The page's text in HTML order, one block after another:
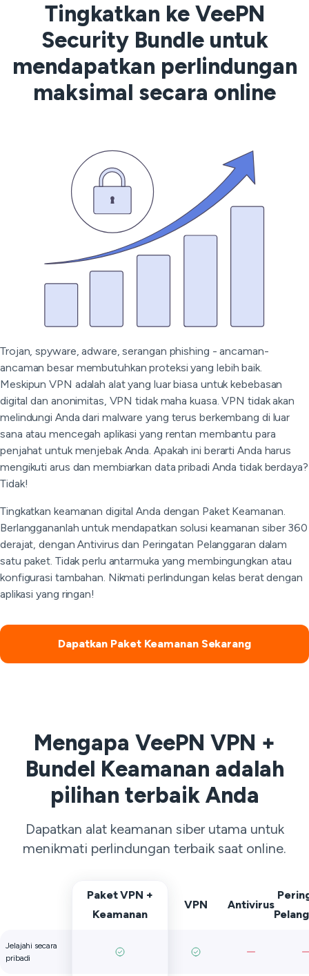
Tingkatkan ke VeePN
Security Bundle untuk
mendapatkan perlindungan
maksimal secara online
Trojan, spyware, adware, serangan phishing - ancaman-
ancaman besar membutuhkan proteksi yang lebih baik.
Meskipun VPN adalah alat yang luar biasa untuk kebebasan
digital dan anonimitas, VPN tidak maha kuasa. VPN tidak akan
melindungi Anda dari malware yang terus berkembang di luar
sana atau mencegah aplikasi yang rentan membantu para
penjahat untuk menjebak Anda. Apakah ini berarti Anda harus
mengikuti arus dan membiarkan data pribadi Anda tidak berdaya?
Tidak!
Tingkatkan keamanan digital Anda dengan Paket Keamanan.
Berlanggananlah untuk mendapatkan solusi keamanan siber 360
derajat, dengan Antivirus dan Peringatan Pelanggaran dalam
satu paket. Tidak perlu antarmuka yang membingungkan atau
konfigurasi tambahan. Nikmati perlindungan kelas berat dengan
aplikasi yang ringan!
Dapatkan Paket Keamanan Sekarang
Mengapa VeePN VPN +
Bundel Keamanan adalah
pilihan terbaik Anda
Dapatkan alat keamanan siber utama untuk
menikmati perlindungan terbaik saat online.
Paket VPN +
Keamanan
VPN Antivirus
Jelajahi secara
pribadi